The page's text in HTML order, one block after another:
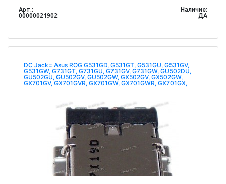
Арт.:
00000021902
Наличие:
ДА
DC Jack= Asus ROG G531GD, G531GT, G531GU, G531GV,
G531GW, G731GT, G731GU, G731GV, G731GW, GU502DU,
GU502GU, GU502GV, GU502GW, GX502GV, GX502GW,
GX701GV, GX701GVR, GX701GW, GX701GWR, GX701GX,
GX701GXR, UX581GV, W500G5T, W500GV, W700GV посадка